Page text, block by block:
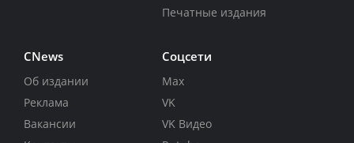
Печатные издания
CNews
Об издании
Реклама
Вакансии
Соцсети
Max
VK
VK Видео